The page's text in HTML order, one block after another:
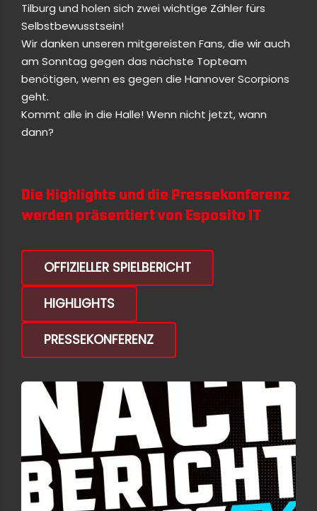
Tilburg und holen sich zwei wichtige Zähler fürs
Selbstbewusstsein!
Wir danken unseren mitgereisten Fans, die wir auch
am Sonntag gegen das nächste Topteam
benötigen, wenn es gegen die Hannover Scorpions
geht.
Kommt alle in die Halle! Wenn nicht jetzt, wann
dann?
Die Highlights und die Pressekonferenz
werden präsentiert vonEsposito IT
OFFIZIELLER SPIELBERICHT
HIGHLIGHTS
PRESSEKONFERENZ